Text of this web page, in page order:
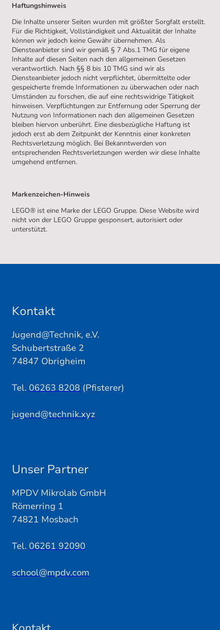
Haftungshinweis
Die Inhalte unserer Seiten wurden mit größter Sorgfalt erstellt.
Für die Richtigkeit, Vollständigkeit und Aktualität der Inhalte
können wir jedoch keine Gewähr übernehmen. Als
Diensteanbieter sind wir gemäß § 7 Abs.1 TMG für eigene
Inhalte auf diesen Seiten nach den allgemeinen Gesetzen
verantwortlich. Nach §§ 8 bis 10 TMG sind wir als
Diensteanbieter jedoch nicht verpflichtet, übermittelte oder
gespeicherte fremde Informationen zu überwachen oder nach
Umständen zu forschen, die auf eine rechtswidrige Tätigkeit
hinweisen. Verpflichtungen zur Entfernung oder Sperrung der
Nutzung von Informationen nach den allgemeinen Gesetzen
bleiben hiervon unberührt. Eine diesbezügliche Haftung ist
jedoch erst ab dem Zeitpunkt der Kenntnis einer konkreten
Rechtsverletzung möglich. Bei Bekanntwerden von
entsprechenden Rechtsverletzungen werden wir diese Inhalte
umgehend entfernen.
Markenzeichen-Hinweis
LEGO® ist eine Marke der LEGO Gruppe. Diese Website wird
nicht von der LEGO Gruppe gesponsert, autorisiert oder
unterstützt.
Kontakt
Jugend@Technik, e.V.
Schubertstraße 2
74847 Obrigheim
Tel. 06263 8208 (Pfisterer)
jugend@technik.xyz
Unser Partner
MPDV Mikrolab GmbH
Römerring 1
74821 Mosbach
Tel. 06261 92090
school@mpdv.com